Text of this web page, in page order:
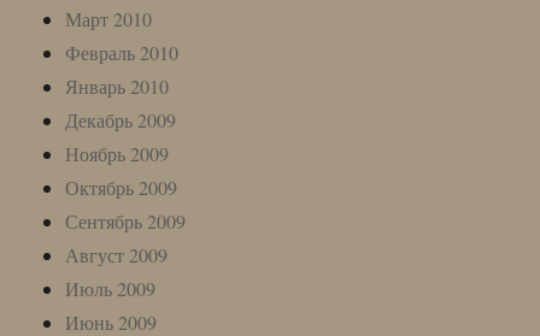
Март 2010
Февраль 2010
Январь 2010
Декабрь 2009
Ноябрь 2009
Октябрь 2009
Сентябрь 2009
Август 2009
Июль 2009
Июнь 2009